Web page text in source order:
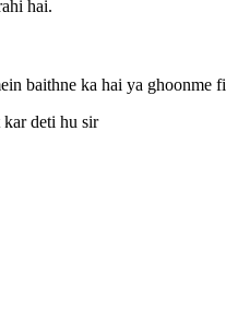
hai.
baithne ka hai ya ghoonme
kar deti hu sir